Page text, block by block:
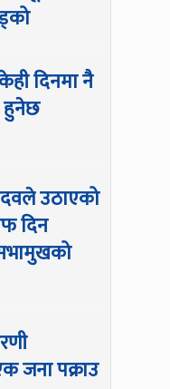
दिनमा नै
हुनेछ
उठाएको
दिन
जना पक्राउ